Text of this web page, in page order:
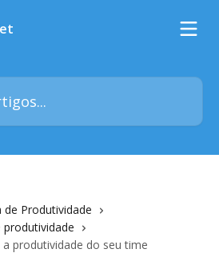
de Produtividade
produtividade
produtividade do seu time